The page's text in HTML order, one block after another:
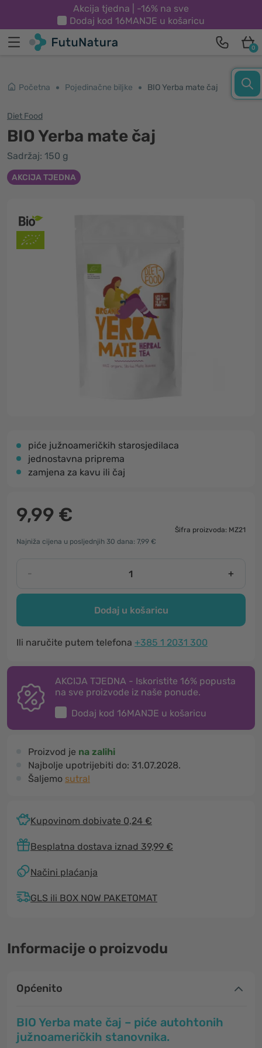
Akcija tjedna | -16% na sve
Dodaj kod 16MANJE u košaricu
0
Početna Pojedinačne biljke BIO Yerba mate čaj
Diet Food
BIO Yerba mate čaj
Sadržaj: 150 g
AKCIJA TJEDNA
piće južnoameričkih starosjedilaca
jednostavna priprema
zamjena za kavu ili čaj
9,99 €
Šifra proizvoda: MZ21
Najniža cijena u posljednjih 30 dana: 7,99 €
- +
Dodaj u košaricu
Ili naručite putem telefona +385 1 2031 300
AKCIJA TJEDNA - Iskoristite 16% popusta
na sve proizvode iz naše ponude.
Dodaj kod 16MANJE u košaricu
Proizvod je na zalihi
Najbolje upotrijebiti do: 31.07.2028.
Šaljemo sutra!
Kupovinom dobivate 0,24 €
Besplatna dostava iznad 39,99 €
Načini plaćanja
GLS ili BOX NOW PAKETOMAT
Informacije o proizvodu
Općenito
BIO Yerba mate čaj – piće autohtonih
južnoameričkih stanovnika.